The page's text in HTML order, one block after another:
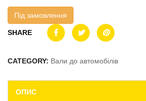
Під замовлення
SHARE
CATEGORY: Вали до автомобілів
ОПИС